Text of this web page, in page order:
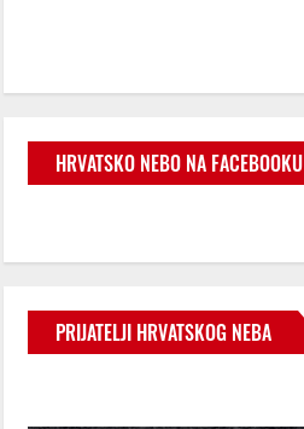
HRVATSKO NEBO NA FACEBOOKU
PRIJATELJI HRVATSKOG NEBA